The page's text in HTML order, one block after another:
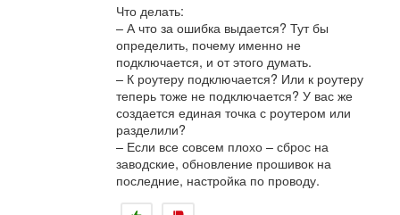
Что делать:
– А что за ошибка выдается? Тут бы
определить, почему именно не
подключается, и от этого думать.
– К роутеру подключается? Или к роутеру
теперь тоже не подключается? У вас же
создается единая точка с роутером или
разделили?
– Если все совсем плохо – сброс на
заводские, обновление прошивок на
последние, настройка по проводу.